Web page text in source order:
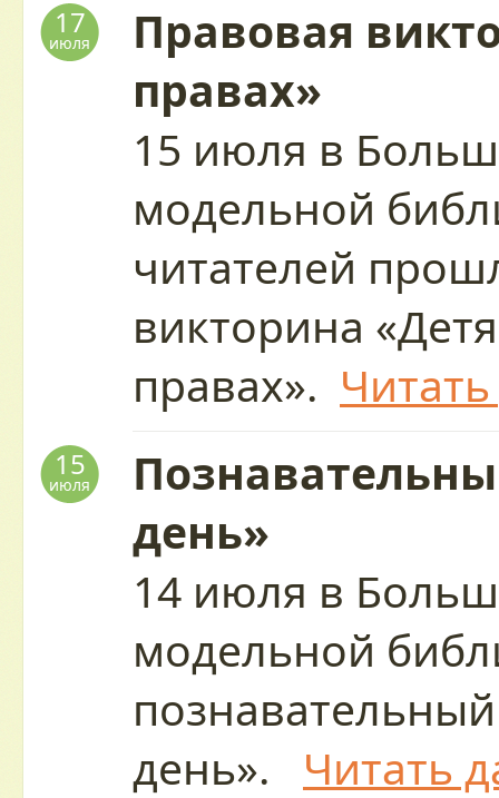
17
июля
Правовая
правах»
15 июля в
модельной
читателей
викторина
правах».
15
июля
день»
14 июля в
модельной
день». Читать